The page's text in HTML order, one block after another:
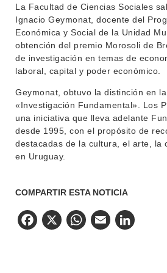
LLAMADOS
NOTICIAS
CONTACTO
La Facultad de Ciencias Sociales
Ignacio Geymonat, docente del
Económica y Social de la Unidad
obtención del premio Morosoli de
de investigación en temas de
laboral, capital y poder económico.
Geymonat, obtuvo la distinción en
«Investigación Fundamental». Los
una iniciativa que lleva adelante
desde 1995, con el propósito de
destacadas de la cultura, el arte, la
en Uruguay.
COMPARTIR ESTA NOTICIA
Facebook
X WhatsApp
Email